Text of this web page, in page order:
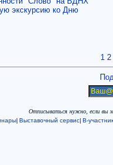
экскурсию ко Дню
1 2
Отписываться нужно, если вы
| Выставочный сервис| В-